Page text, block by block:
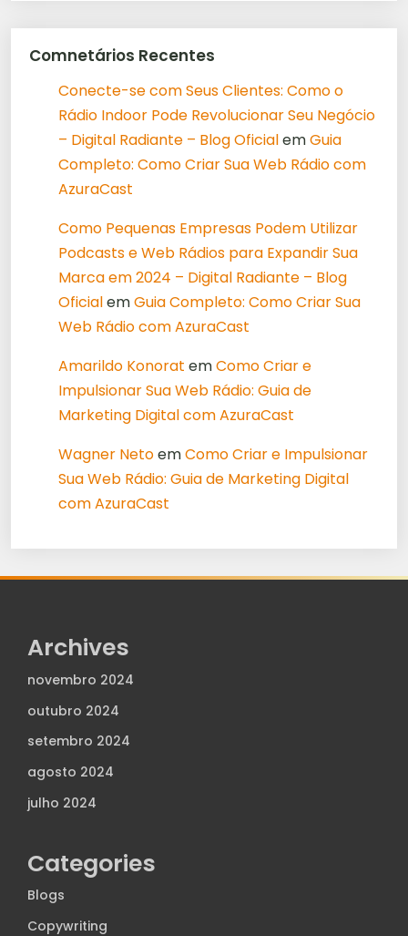
Comnetários Recentes
Conecte-se com Seus Clientes: Como o
Rádio Indoor Pode Revolucionar Seu Negócio
– Digital Radiante – Blog OficialemGuia
Completo: Como Criar Sua Web Rádio com
AzuraCast
Como Pequenas Empresas Podem Utilizar
Podcasts e Web Rádios para Expandir Sua
Marca em 2024 – Digital Radiante – Blog
OficialemGuia Completo: Como Criar Sua
Web Rádio com AzuraCast
Amarildo Konorat emComo Criar e
Impulsionar Sua Web Rádio: Guia de
Marketing Digital com AzuraCast
Wagner NetoemComo Criar e Impulsionar
Sua Web Rádio: Guia de Marketing Digital
com AzuraCast
Archives
novembro 2024
outubro 2024
setembro 2024
agosto 2024
julho 2024
Categories
Blogs
Copywriting